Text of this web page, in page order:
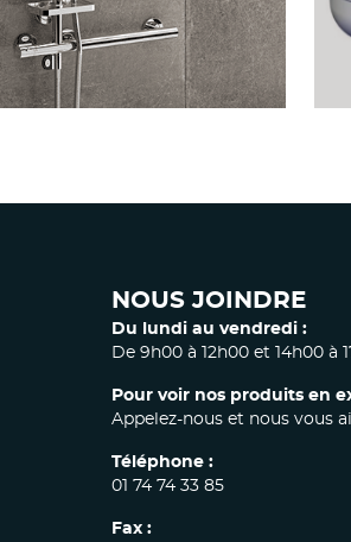
ONYX COMBO
NOUS JOINDRE
Du lundi au vendredi :
De 9h00 à 12h00 et 14h00 à
Pour voir nos produits en
Appelez-nous et nous vous
Téléphone :
01 74 74 33 85
Fax :